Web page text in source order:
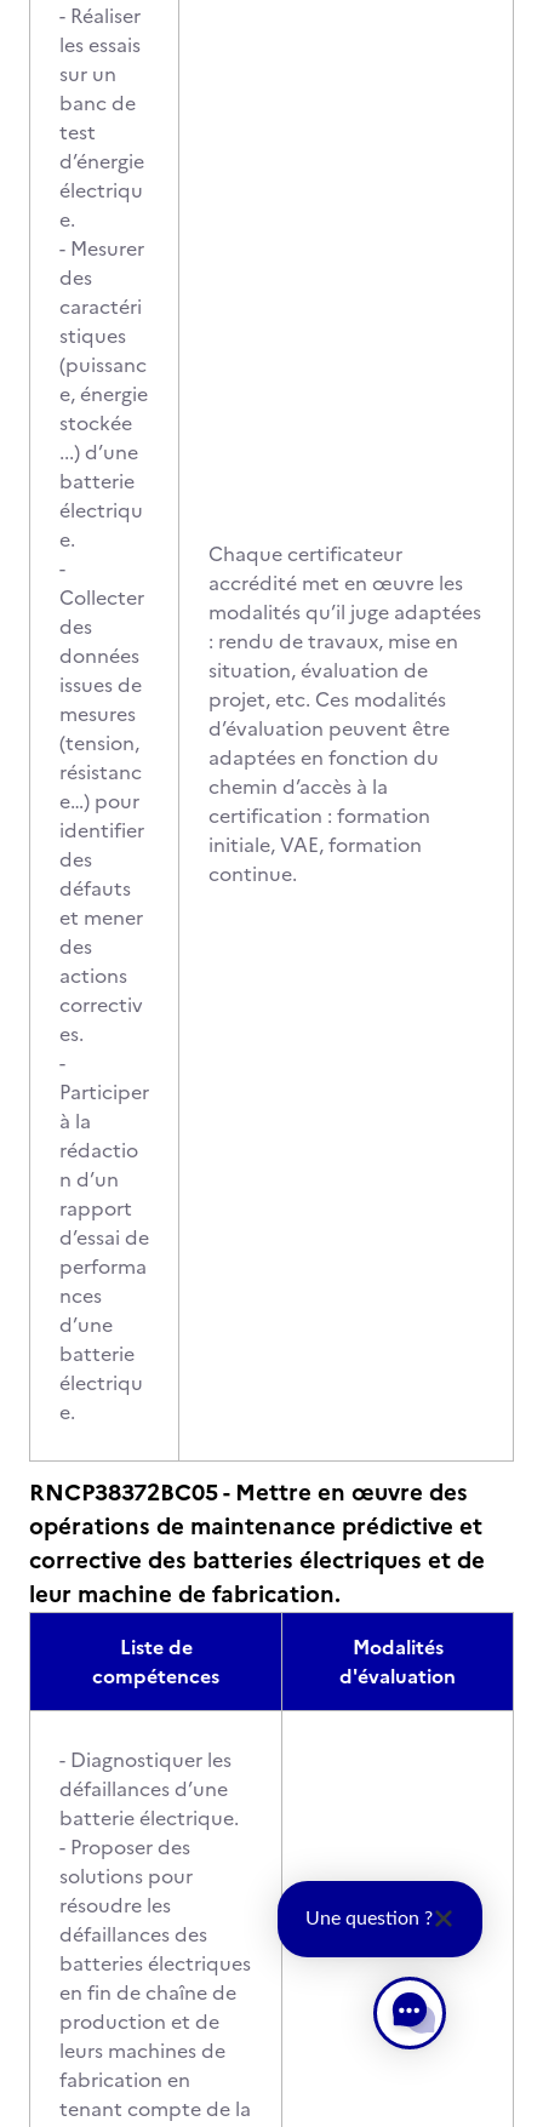
- Réaliser
les essais
sur un
banc de
test
d’énergie
électriqu
e.
- Mesurer
des
caractéri
stiques
(puissanc
e, énergie
stockée
...) d’une
batterie
électriqu
e.
-
Collecter
des
données
issues de
mesures
(tension,
résistanc
e…) pour
identifier
des
défauts
et mener
des
actions
correctiv
es.
-
Participer
à la
rédactio
n d’un
rapport
d’essai de
performa
nces
d’une
batterie
électriqu
e.
Chaque certificateur
accrédité met en œuvre les
modalités qu’il juge adaptées
: rendu de travaux, mise en
situation, évaluation de
projet, etc. Ces modalités
d’évaluation peuvent être
adaptées en fonction du
chemin d’accès à la
certification : formation
initiale, VAE, formation
continue.
RNCP38372BC05 - Mettre en œuvre des
opérations de maintenance prédictive et
corrective des batteries électriques et de
leur machine de fabrication.
Liste de
compétences
Modalités
d'évaluation
- Diagnostiquer les
défaillances d’une
batterie électrique.
- Proposer des
solutions pour
résoudre les
défaillances des
batteries électriques
en fin de chaîne de
production et de
leurs machines de
fabrication en
tenant compte de la
Une question ?